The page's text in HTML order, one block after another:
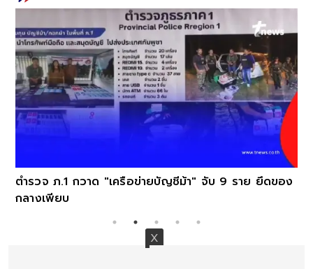
ตำรวจ ภ.1 กวาด "เครือข่ายบัญชีม้า" จับ 9 ราย ยึดของ
กลางเพียบ